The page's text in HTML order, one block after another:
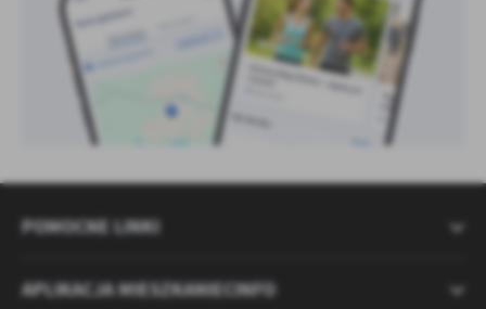
POMOCNE LINKI
APLIKACJA MIESZKANIECINFO